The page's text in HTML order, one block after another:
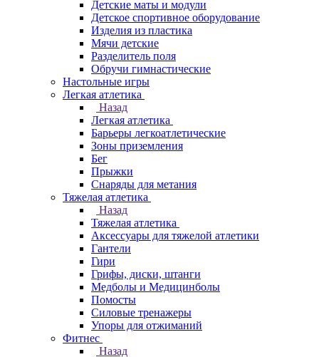
Детские маты и модули
Детское спортивное оборудование
Изделия из пластика
Мячи детские
Разделитель поля
Обручи гимнастические
Настольные игры
Легкая атлетика
Назад
Легкая атлетика
Барьеры легкоатлетические
Зоны приземления
Бег
Прыжки
Снаряды для метания
Тяжелая атлетика
Назад
Тяжелая атлетика
Аксессуары для тяжелой атлетики
Гантели
Гири
Грифы, диски, штанги
Медболы и Медицинболы
Помосты
Силовые тренажеры
Упоры для отжиманий
Фитнес
Назад